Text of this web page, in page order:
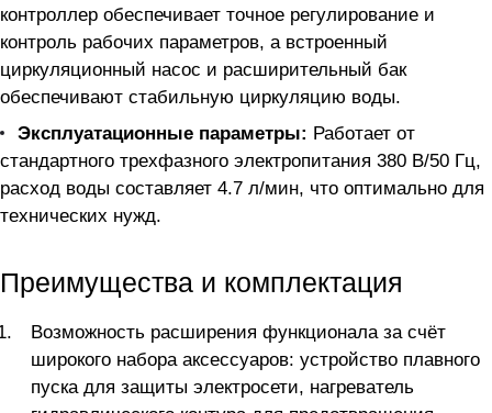
контроллер обеспечивает точное регулирование и
контроль рабочих параметров, а встроенный
циркуляционный насос и расширительный бак
обеспечивают стабильную циркуляцию воды.
Эксплуатационные параметры: Работает от
стандартного трехфазного электропитания 380 В/50 Гц,
расход воды составляет 4.7 л/мин, что оптимально для
технических нужд.
Преимущества и комплектация
Возможность расширения функционала за счёт
широкого набора аксессуаров: устройство плавного
пуска для защиты электросети, нагреватель